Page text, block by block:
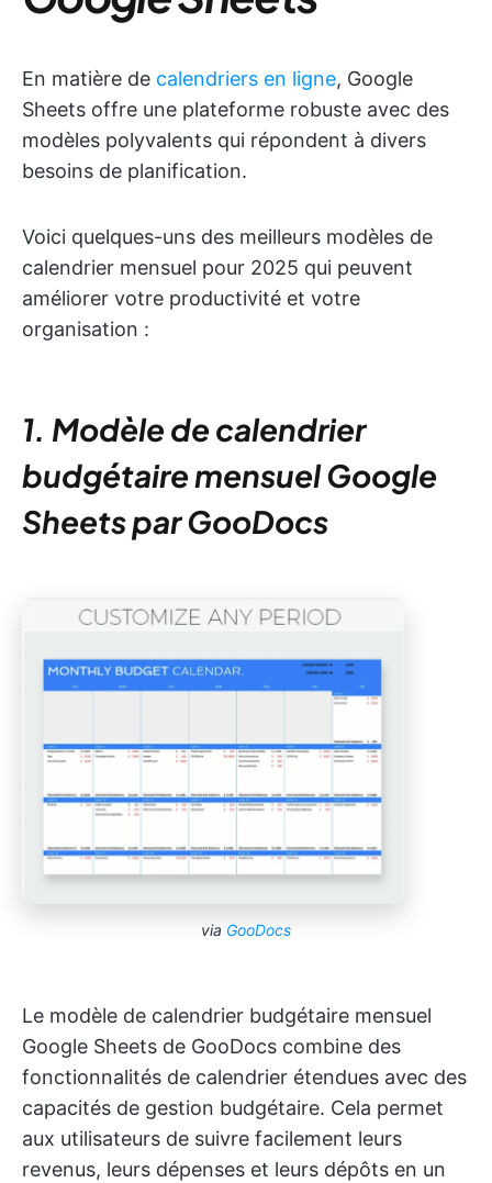
En matière de calendriers en ligne, Google
Sheets offre une plateforme robuste avec des
modèles polyvalents qui répondent à divers
besoins de planification.
Voici quelques-uns des meilleurs modèles de
calendrier mensuel pour 2025 qui peuvent
améliorer votre productivité et votre
organisation :
1. Modèle de calendrier
budgétaire mensuel Google
Sheets par GooDocs
via GooDocs
Le modèle de calendrier budgétaire mensuel
Google Sheets de GooDocs combine des
fonctionnalités de calendrier étendues avec des
capacités de gestion budgétaire. Cela permet
aux utilisateurs de suivre facilement leurs
revenus, leurs dépenses et leurs dépôts en un